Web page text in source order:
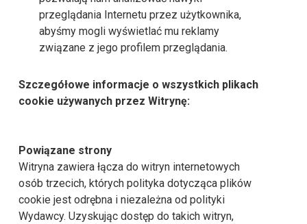
przeglądania Internetu przez użytkownika,
abyśmy mogli wyświetlać mu reklamy
związane z jego profilem przeglądania.
Szczegółowe informacje o wszystkich plikach
cookie używanych przez Witrynę:
Powiązane strony
Witryna zawiera łącza do witryn internetowych
osób trzecich, których polityka dotycząca plików
cookie jest odrębna i niezależna od polityki
Wydawcy. Uzyskując dostęp do takich witryn,